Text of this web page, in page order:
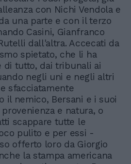
con Nichi Vendola e
una parte e con il terzo
Casini, Gianfranco
dall'altra. Accecati da
spietato, che li ha
di tutto, dai tribunali ai
negli uni e negli altri
sfacciatamente
il nemico, Bersani e i suoi
e natura, o
scappare tutte le
pulito e per essi -
offerto loro da Giorgio
la stampa americana